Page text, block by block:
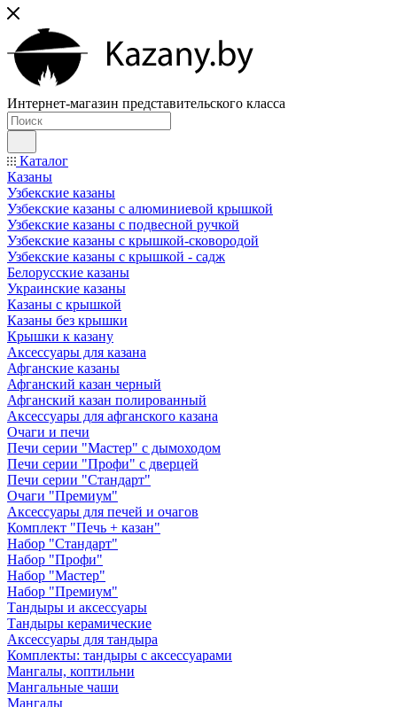
Интернет-магазин представительского класса
Каталог
Казаны
Узбекские казаны
Узбекские казаны с алюминиевой крышкой
Узбекские казаны с подвесной ручкой
Узбекские казаны с крышкой-сковородой
Узбекские казаны с крышкой - садж
Белорусские казаны
Украинские казаны
Казаны с крышкой
Казаны без крышки
Крышки к казану
Аксессуары для казана
Афганские казаны
Афганский казан черный
Афганский казан полированный
Аксессуары для афганского казана
Очаги и печи
Печи серии "Мастер" с дымоходом
Печи серии "Профи" с дверцей
Печи серии "Стандарт"
Очаги "Премиум"
Аксессуары для печей и очагов
Комплект "Печь + казан"
Набор "Стандарт"
Набор "Профи"
Набор "Мастер"
Набор "Премиум"
Тандыры и аксессуары
Тандыры керамические
Аксессуары для тандыра
Комплекты: тандыры с аксессуарами
Мангалы, коптильни
Мангальные чаши
Мангалы